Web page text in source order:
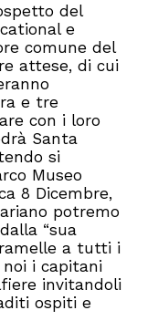
del
e
comune del
attese, di cui
e tre
con i loro
Santa
si
Museo
8 Dicembre,
potremo
“sua
a tutti i
i capitani
invitandoli
ospiti e